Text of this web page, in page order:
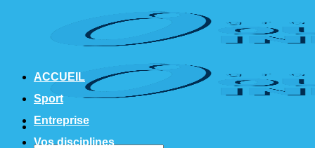
ACCUEIL
Sport
Entreprise
Vos disciplines